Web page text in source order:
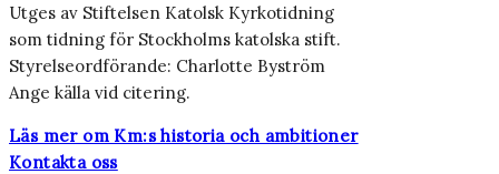
Utges av Stiftelsen Katolsk Kyrkotidning
som tidning för Stockholms katolska stift.
Styrelseordförande: Charlotte Byström
Ange källa vid citering.
Läs mer om Km:s historia och ambitioner
Kontakta oss